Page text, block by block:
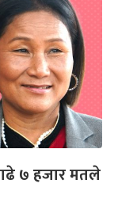
७ हजार मतले